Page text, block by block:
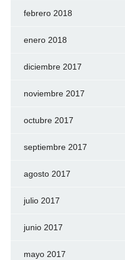
febrero 2018
enero 2018
diciembre 2017
noviembre 2017
octubre 2017
septiembre 2017
agosto 2017
julio 2017
junio 2017
mayo 2017